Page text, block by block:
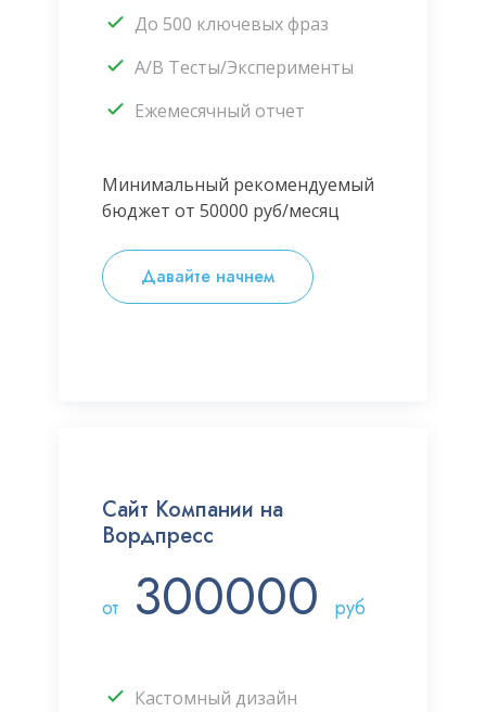
До 500 ключевых фраз
A/B Тесты/Эксперименты
Ежемесячный отчет
Минимальный рекомендуемый
бюджет от 50000 руб/месяц
Давайте начнем
Сайт Компании на
Вордпресс
от 300000 руб
Кастомный дизайн